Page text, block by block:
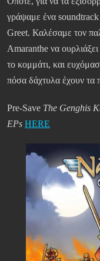
γράψαμε ένα
Greet. Καλέσαμε τον
Amaranthe να
το κομμάτι, και
πόσα δάχτυλα έχουν τα
Pre-Save The Genghis
EPs HERE